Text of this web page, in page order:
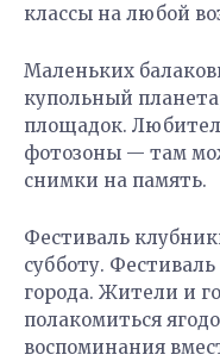
классы на любой
Маленьких
купольный
площадок.
фотозоны — там
снимки на память.
Фестиваль
субботу.
города. Жители и
полакомиться
воспоминания